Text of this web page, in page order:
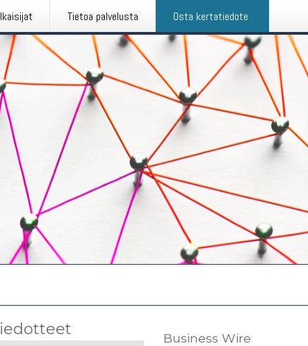
Tietoa palvelusta Osta kertatiedote
Business Wire